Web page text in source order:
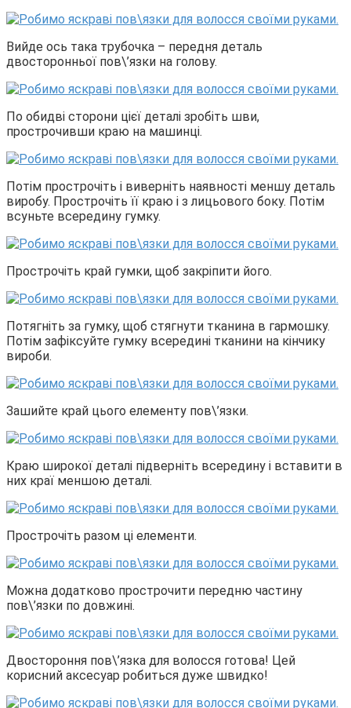
Вийде ось така трубочка – передня деталь
двосторонньої пов\’язки на голову.
По обидві сторони цієї деталі зробіть шви,
прострочивши краю на машинці.
Потім прострочіть і виверніть наявності меншу деталь
виробу. Прострочіть її краю і з лицьового боку. Потім
всуньте всередину гумку.
Прострочіть край гумки, щоб закріпити його.
Потягніть за гумку, щоб стягнути тканина в гармошку.
Потім зафіксуйте гумку всередині тканини на кінчику
вироби.
Зашийте край цього елементу пов\’язки.
Краю широкої деталі підверніть всередину і вставити в
них краї меншою деталі.
Прострочіть разом ці елементи.
Можна додатково прострочити передню частину
пов\’язки по довжині.
Двостороння пов\’язка для волосся готова! Цей
корисний аксесуар робиться дуже швидко!